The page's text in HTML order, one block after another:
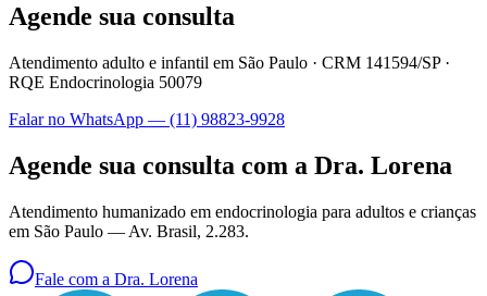
Agende sua consulta
Atendimento adulto e infantil em São Paulo · CRM 141594/SP·
RQE Endocrinologia 50079
Falar no WhatsApp — (11) 98823-9928
Agende sua consulta com a Dra. Lorena
Atendimento humanizado em endocrinologia para adultos e crianças
em São Paulo — Av. Brasil, 2.283.
Fale com a Dra. Lorena